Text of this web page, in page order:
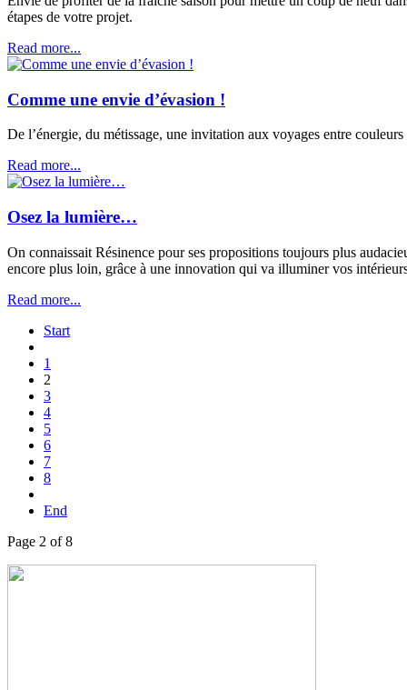
étapes de votre projet.
Read more...
Comme une envie d’évasion !
De l’énergie, du métissage, une invitation aux voyages entre
Read more...
Osez la lumière…
On connaissait Résinence pour ses propositions toujours plus
encore plus loin, grâce à une innovation qui va illuminer vos
Read more...
Start
1
2
3
4
5
6
7
8
End
Page 2 of 8